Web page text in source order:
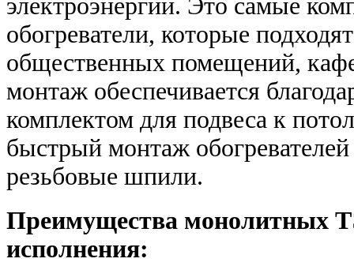
электроэнергии. Это самые
обогреватели, которые
общественных помещений,
монтаж обеспечивается
комплектом для подвеса к
быстрый монтаж
резьбовые шпили.
Преимущества монолитных
исполнения: